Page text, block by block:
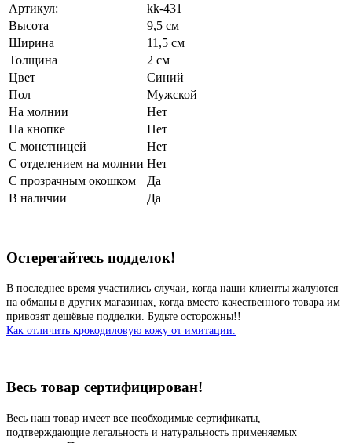
Артикул:
kk-431
Высота
9,5 см
Ширина
11,5 см
Толщина
2 см
Цвет
Синий
Пол
Мужской
На молнии
Нет
На кнопке
Нет
С монетницей
Нет
С отделением на молнии Нет
С прозрачным окошком
Да
В наличии
Да
Остерегайтесь подделок!
В последнее время участились случаи, когда наши клиенты жалуются
на обманы в других магазинах, когда вместо качественного товара им
привозят дешёвые подделки. Будьте осторожны!!
Как отличить крокодиловую кожу от имитации.
Весь товар сертифицирован!
Весь наш товар имеет все необходимые сертификаты,
подтверждающие легальность и натуральность применяемых